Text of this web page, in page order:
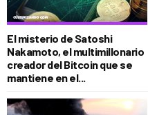
El misterio de Satoshi
Nakamoto, el multimillonario
creador del Bitcoin que se
mantiene en el...